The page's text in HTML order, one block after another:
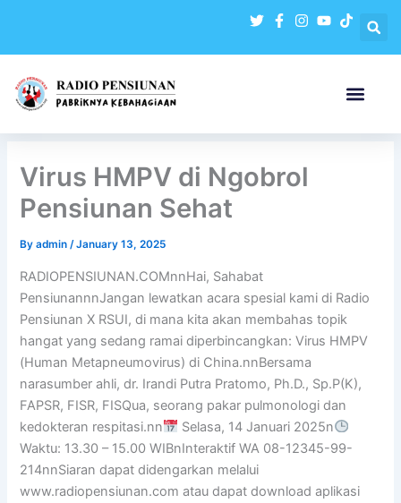
content
Virus HMPV di Ngobrol
Pensiunan Sehat
Byadmin/January 13, 2025
RADIOPENSIUNAN.COMnnHai, Sahabat
PensiunannnJangan lewatkan acara spesial kami di Radio
Pensiunan X RSUI, di mana kita akan membahas topik
hangat yang sedang ramai diperbincangkan: Virus HMPV
(Human Metapneumovirus) di China.nnBersama
narasumber ahli, dr. Irandi Putra Pratomo, Ph.D., Sp.P(K),
FAPSR, FISR, FISQua, seorang pakar pulmonologi dan
kedokteran respitasi.nn
Selasa, 14 Januari 2025n
Waktu: 13.30 – 15.00 WIBnInteraktif WA 08-12345-99-
214nnSiaran dapat didengarkan melalui
www.radiopensiunan.com atau dapat download aplikasi